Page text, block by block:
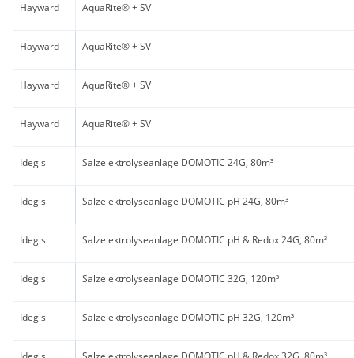
Hayward AquaRite® + SV
Hayward AquaRite® + SV
Hayward AquaRite® + SV
Hayward AquaRite® + SV
Idegis Salzelektrolyseanlage DOMOTIC 24G, 80m³
Idegis Salzelektrolyseanlage DOMOTIC pH 24G, 80m³
Idegis Salzelektrolyseanlage DOMOTIC pH & Redox 24G, 80m³
Idegis Salzelektrolyseanlage DOMOTIC 32G, 120m³
Idegis Salzelektrolyseanlage DOMOTIC pH 32G, 120m³